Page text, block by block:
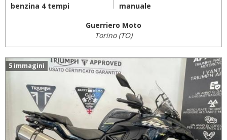
benzina 4 tempi manuale
Guerriero Moto
Torino (TO)
5 immagini